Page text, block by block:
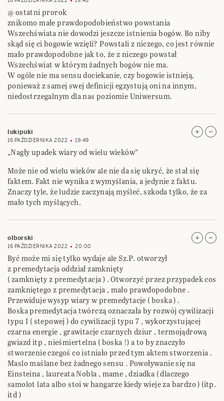
@ ostatni prorok
znikomo małe prawdopodobieństwo powstania
Wszechświata nie dowodzi jeszcze istnienia bogów. Bo niby
skąd się ci bogowie wzięli? Powstali z niczego, co jest równie
mało prawdopodobne jak to, że z niczego powstał
Wszechświat w którym żadnych bogów nie ma.
W ogóle nie ma sensu dociekanie, czy bogowie istnieją,
ponieważ z samej swej definicji egzystują oni na innym,
niedostrzegalnym dla nas poziomie Uniwersum.
lukipuki
16 PAŹDZIERNIKA 2022 19:49
„Nagły upadek wiary od wielu wieków”
Może nie od wielu wieków ale nie da się ukryć, że stał się
faktem. Fakt nie wynika z wymyślania, a jedynie z faktu.
Znaczy tyle, że ludzie zaczynają myśleć, szkoda tylko, że za
mało tych myślących.
olborski
16 PAŹDZIERNIKA 2022 20:00
Być może mi się tylko wydaje ale Sz.P. otworzył
z premedytacja oddział zamknięty
( zamknięty z premedytacja ) . Otworzyć przez przypadek cos
zamkniętego z premedytacja , mało prawdopodobne .
Przewiduje wysyp wiary w premedytacje ( boska ) .
Boska premedytacja twórczą oznaczała by rozwój cywilizacji
typu I ( stepowej ) do cywilizacji typu 7 , wykorzystującej
czarna energie , grawitacje czarnych dziur , termojądrową
gwiazd itp , nieśmiertelna ( boska !) a to by znaczyło
stworzenie czegoś co istniało przed tym aktem stworzenia .
Maslo maślane bez żadnego sensu . Powoływanie się na
Einsteina , laureata Nobla , mame , dziadka ( dlaczego
samolot lata albo stoi w hangarze kiedy wieje za bardzo ) (itp.
itd )